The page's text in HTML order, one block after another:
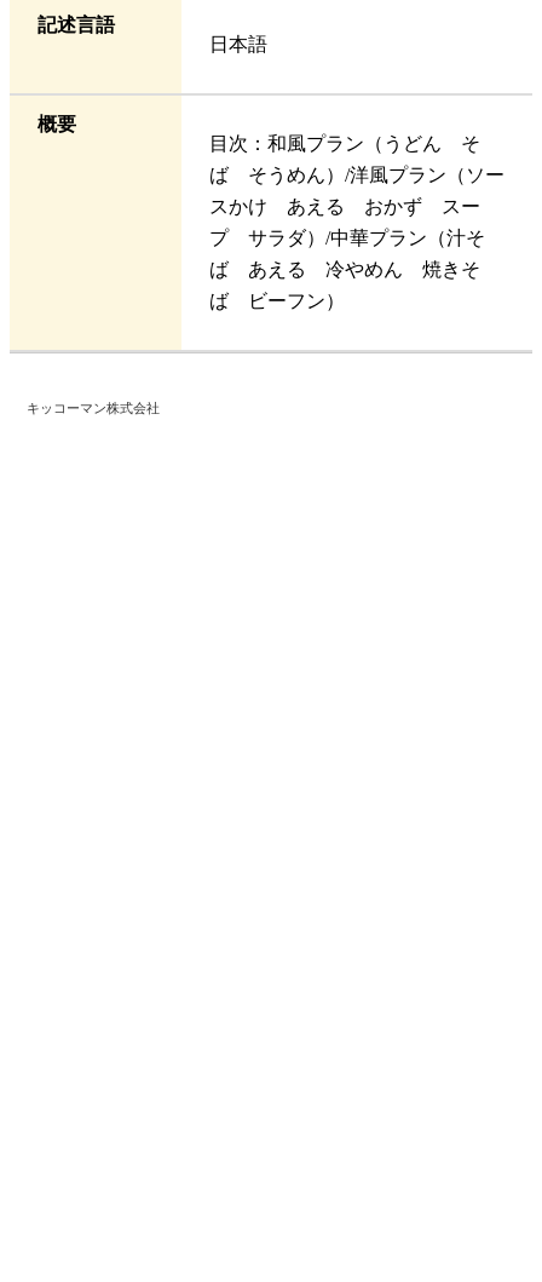
記述言語
日本語
概要
目次：和風プラン（うどん そ
ば そうめん）/洋風プラン（ソー
スかけ あえる おかず スー
プ サラダ）/中華プラン（汁そ
ば あえる 冷やめん 焼きそ
ば ビーフン）
キッコーマン株式会社